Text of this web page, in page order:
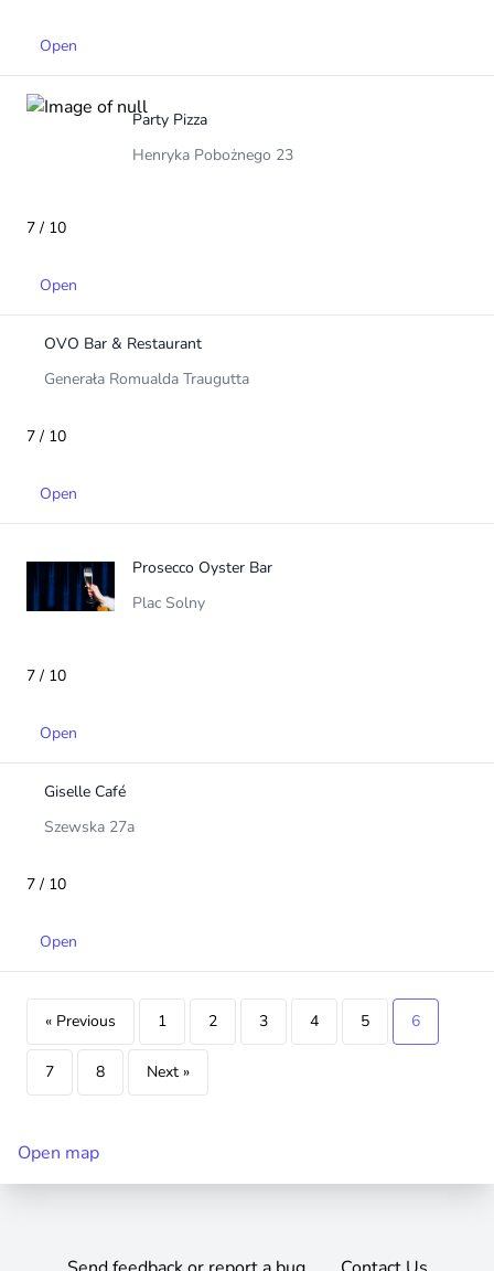
Open
Party Pizza
Henryka Pobożnego 23
7 / 10
Open
OVO Bar & Restaurant
Generała Romualda Traugutta
7 / 10
Open
Prosecco Oyster Bar
Plac Solny
7 / 10
Open
Giselle Café
Szewska 27a
7 / 10
Open
« Previous 1 2 3 4 5 6
7 8 Next »
Open map